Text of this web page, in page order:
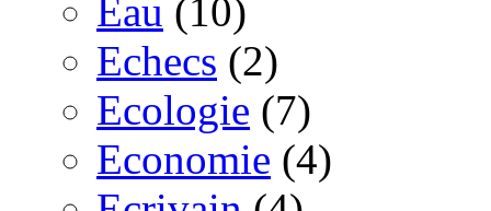
Eau (10)
Echecs (2)
Ecologie (7)
Economie (4)